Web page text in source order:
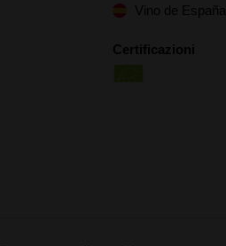
Vino de España
Certificazioni